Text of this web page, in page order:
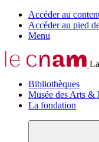
Accéder au
Accéder au pied
Menu
Bibliothèques
Musée des Arts &
La fondation